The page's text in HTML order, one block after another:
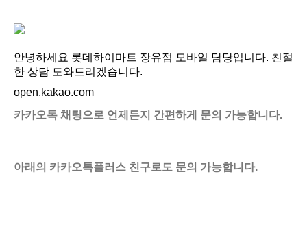
안녕하세요 롯데하이마트 장유점 모바일 담당입니다. 친절
한 상담 도와드리겠습니다.
open.kakao.com
카카오톡 채팅으로 언제든지 간편하게 문의 가능합니다.
아래의 카카오톡플러스 친구로도 문의 가능합니다.